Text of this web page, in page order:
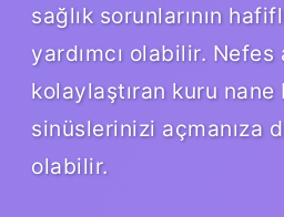
sağlık sorunlarının
yardımcı olabilir. Nefes
kolaylaştıran kuru nane
sinüslerinizi açmanıza
olabilir.